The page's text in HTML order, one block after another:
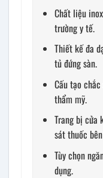
Chất liệu
trường y tế.
Thiết kế đa
tủ đứng sàn.
Cấu tạo
thẩm mỹ.
Trang bị cửa
sát thuốc
Tùy chọn
dụng.